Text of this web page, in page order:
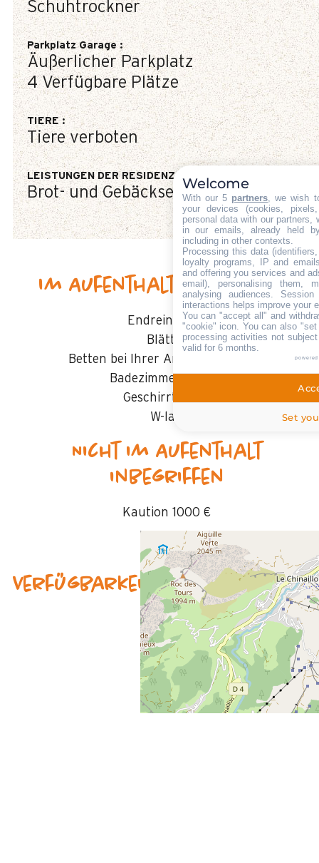
Schuhtrockner
Parkplatz Garage:
Äußerlicher Parkplatz
4 Verfügbare Plätze
TIERE :
Tiere verboten
LEISTUNGEN DER RESIDENZ
Brot- und Gebäckservice
Im Aufenthalt inbegriffen
Endreinigung
Blätter
Betten bei Ihrer Ankunft gemacht
Badezimmerwäsche
Geschirrtücher
W-lan
Nicht im Aufenthalt
inbegriffen
Kaution 1000 €
Verfügbarkeit & Preise
Welcome
With our 5 partners , we wish
your devices (cookies,
personal data with our partners,
in our emails, already held
including in other contexts.
Processing this data
loyalty programs, IP and
and offering you services and
email), personalising them,
analysing audiences.
interactions helps improve your
You can "accept all" and
"cookie" icon . You can also
processing activities not
valid for 6 months.
Set